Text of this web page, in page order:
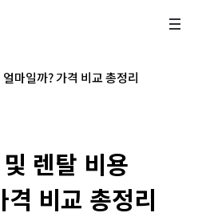
마일까? 가격 비교 총정리
렌탈 비용
비교 총정리